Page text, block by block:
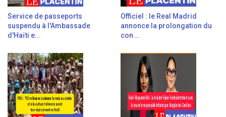
Service de passeports
suspendu à l'Ambassade
d'Haïti e...
Officiel : le Real Madrid
annonce la prolongation du
con...